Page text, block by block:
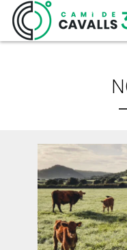
MENORCA
UN CAMINO CON
RECORRIDO DE 360º